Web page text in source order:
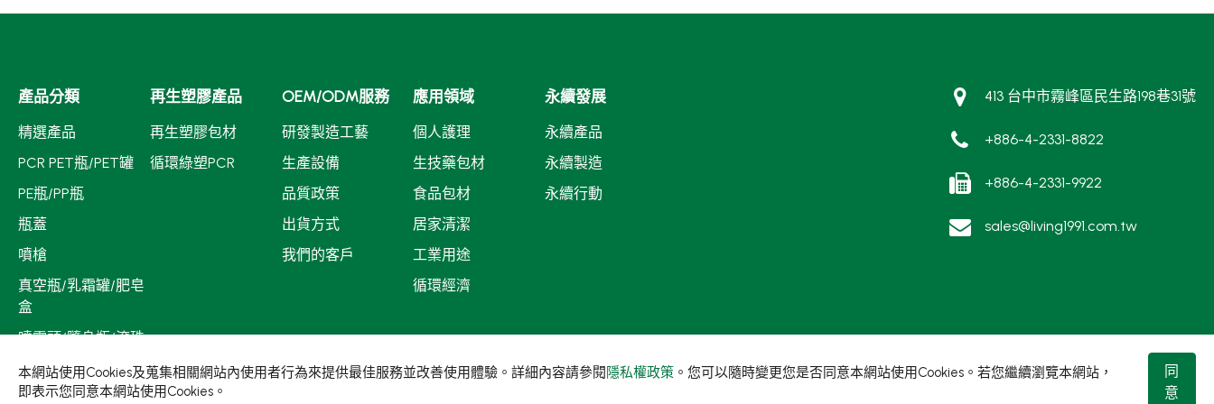
產品分類
精選產品
PCR PET瓶/PET罐
PE瓶/PP瓶
瓶蓋
噴槍
真空瓶/乳霜罐/肥皂
盒
噴霧頭/隨身瓶/滾珠
壓頭
再生塑膠產品
再生塑膠包材
循環綠塑PCR
OEM/ODM服務
研發製造工藝
生產設備
品質政策
出貨方式
我們的客戶
應用領域
個人護理
生技藥包材
食品包材
居家清潔
工業用途
循環經濟
永續發展
永續產品
永續製造
永續行動
413 台中市霧峰區民生路198巷31號
+886-4-2331-8822
+886-4-2331-9922
sales@living1991.com.tw
本網站使用Cookies及蒐集相關網站內使用者行為來提供最佳服務並改善使用體驗。詳細內容請參閱 隱私權政策 。您可以隨時變更您是否同意本網站使用Cookies。若您繼續瀏覽本網站，
即表示您同意本網站使用Cookies。
同
意